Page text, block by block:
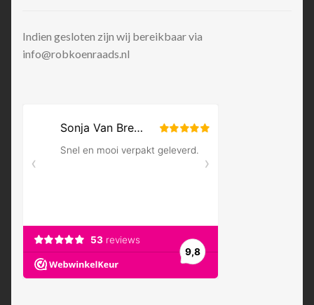
Indien gesloten zijn wij bereikbaar via
info@robkoenraads.nl